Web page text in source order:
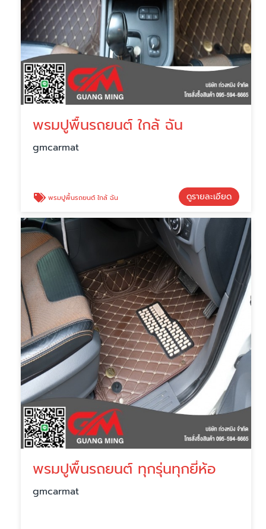
พรมปูพื้นรถยนต์ ใกล้ ฉัน
gmcarmat
พรมปูพื้นรถยนต์ ใกล้ ฉัน ดูรายละเอียด
พรมปูพื้นรถยนต์ ทุกรุ่นทุกยี่ห้อ
gmcarmat